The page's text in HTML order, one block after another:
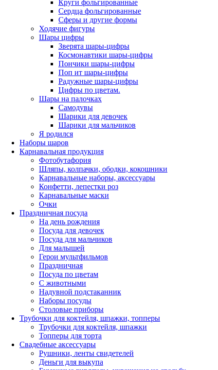
Круги фольгированные
Сердца фольгированные
Сферы и другие формы
Ходячие фигуры
Шары цифры
Зверята шары-цифры
Космонавтики шары-цифры
Пончики шары-цифры
Поп ит шары-цифры
Радужные шары-цифры
Цифры по цветам.
Шары на палочках
Самодувы
Шарики для девочек
Шарики для мальчиков
Я родился
Наборы шаров
Карнавальная продукция
Фотобутафория
Шляпы, колпачки, ободки, кокошники
Карнавальные наборы, аксессуары
Конфетти, лепестки роз
Карнавальные маски
Очки
Праздничная посуда
На день рождения
Посуда для девочек
Посуда для мальчиков
Для малышей
Герои мультфильмов
Праздничная
Посуда по цветам
С животными
Надувной подстаканник
Наборы посуды
Столовые приборы
Трубочки для коктейля, шпажки, топперы
Трубочки для коктейля, шпажки
Топперы для торта
Свадебные аксессуары
Рушники, ленты свидетелей
Деньги для выкупа